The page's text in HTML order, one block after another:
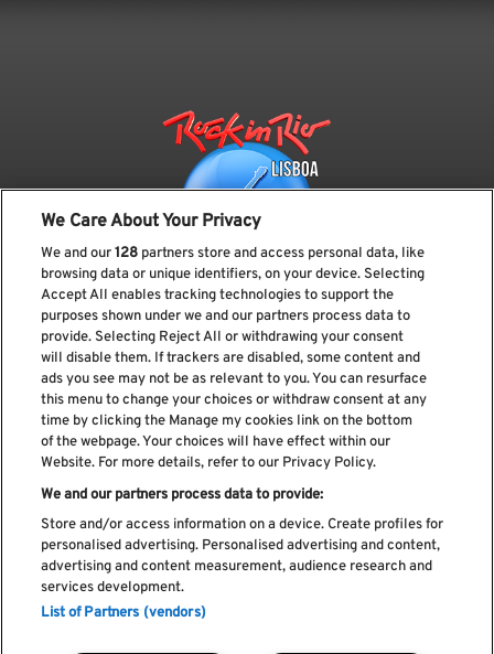
Subscreve a nossa newsletter
Li e aceito os Política de privacidade
Livro de Reclamações
Livro de Elogios
Política de cookies
We Care About Your Privacy
We and our128 partners store and access personal data, like
browsing data or unique identifiers, on your device. Selecting
Accept All enables tracking technologies to support the
purposes shown under we and our partners process data to
provide. Selecting Reject All or withdrawing your consent
will disable them. If trackers are disabled, some content and
ads you see may not be as relevant to you. You can resurface
this menu to change your choices or withdraw consent at any
time by clicking the Manage my cookies link on the bottom
of the webpage. Your choices will have effect within our
Website. For more details, refer to our Privacy Policy.
We and our partners process data to provide:
Store and/or access information on a device. Create profiles for
personalised advertising. Personalised advertising and content,
advertising and content measurement, audience research and
services development.
List of Partners (vendors)